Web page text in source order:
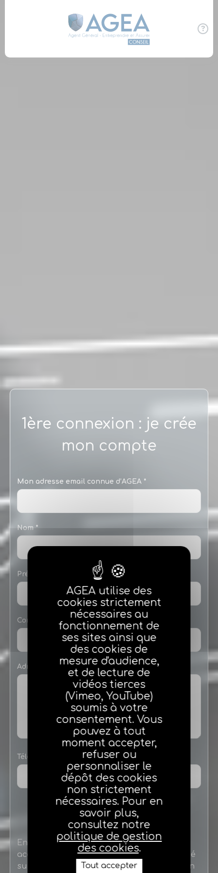
1 ère connexion : je crée
mon compte
Mon adresse email connue d’AGEA
Nom
Prénom
Compagnie mandante
Adresse de l’agence
Téléphone Portable
En complétant le présent formulaire, vous
acceptez qu’un compte personnel soit créé
sur le site
www.agea.fret que la Fédération
AGEA utilise des
cookies strictement
nécessaires au
fonctionnement de
ses sites ainsi que
des cookies de
mesure d'audience,
et de lecture de
vidéos tierces
(Vimeo, YouTube)
soumis à votre
consentement. Vous
pouvez à tout
moment accepter,
refuser ou
personnaliser le
dépôt des cookies
non strictement
nécessaires. Pour en
savoir plus,
consultez notre
politique de gestion
des cookies.
Tout accepter